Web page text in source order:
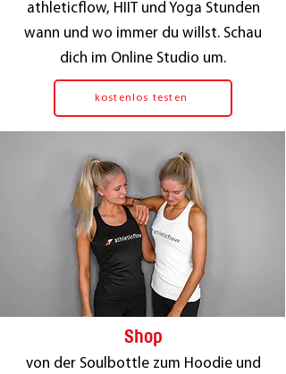
athleticflow, HIIT und Yoga Stunden
wann und wo immer du willst. Schau
dich im Online Studio um.
kostenlos testen
Shop
von der Soulbottle zum Hoodie und